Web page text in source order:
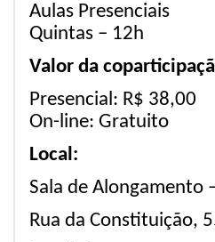
Aulas Presenciais
Quintas – 12h
Valor da
Presencial: R$ 38,00
On-line: Gratuito
Local:
Sala de Alongamento
Rua da Constituição,